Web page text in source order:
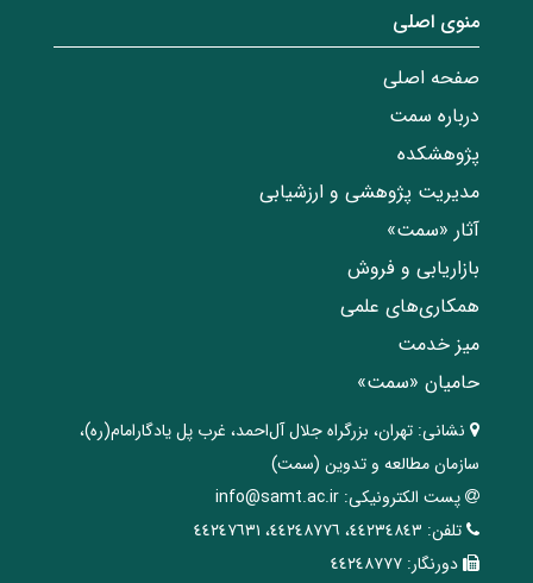
منوی اصلی
صفحه اصلی
درباره سمت
پژوهشکده
مدیریت پژوهشی و ارزشیابی
آثار «سمت»
بازاریابی و فروش
همکاری‌های علمی
میز خدمت
حامیان «سمت»
نشانی: تهران، ‌بزرگراه ‌جلال آل‌احمد، غرب پل يادگار‌امام(ره)‌،
سازمان مطالعه و تدوین‌ (سمت)
پست الکترونیکی: info@samt.ac.ir
تلفن: ٤٤٢٣٤٨٤٣، ٤٤٢٤٨٧٧٦، ٤٤٢٤٧٦٣١
دورنگار: ٤٤٢٤٨٧٧٧